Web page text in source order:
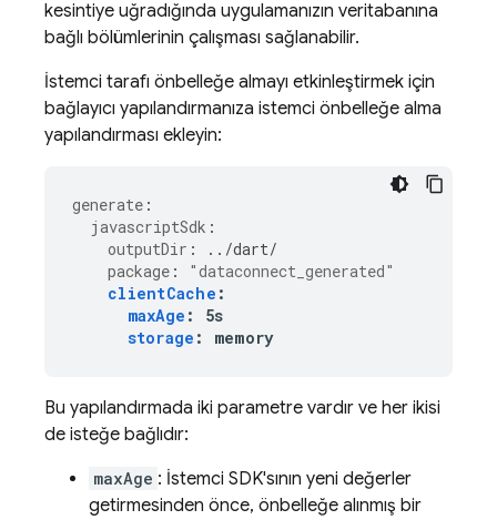
kesintiye uğradığında uygulamanızın veritabanına
bağlı bölümlerinin çalışması sağlanabilir.
İstemci tarafı önbelleğe almayı etkinleştirmek için
bağlayıcı yapılandırmanıza istemci önbelleğe alma
yapılandırması ekleyin:
generate :
javascriptSdk :
outputDir :
../dart/
package :
"dataconnect_generated"
clientCache :
maxAge :
5s
storage : memory
Bu yapılandırmada iki parametre vardır ve her ikisi
de isteğe bağlıdır:
maxAge : İstemci SDK'sının yeni değerler
getirmesinden önce, önbelleğe alınmış bir